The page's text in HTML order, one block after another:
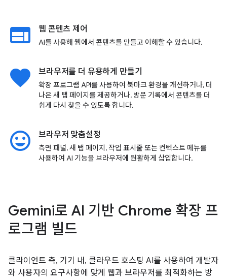
web 웹 콘텐츠 제어
AI를 사용해 웹에서 콘텐츠를 만들고 이해할 수 있습니다.
favorite 브라우저를 더 유용하게 만들기
확장 프로그램 API를 사용하여 북마크 환경을 개선하거나, 더
나은 새 탭 페이지를 제공하거나, 방문 기록에서 콘텐츠를 더
쉽게 다시 찾을 수 있도록 합니다.
insert_emoticon 브라우저 맞춤설정
측면 패널, 새 탭 페이지, 작업 표시줄 또는 컨텍스트 메뉴를
사용하여 AI 기능을 브라우저에 원활하게 삽입합니다.
Gemini로 AI 기반 Chrome 확장 프
로그램 빌드
클라이언트 측, 기기 내, 클라우드 호스팅 AI를 사용하여 개발자
와 사용자의 요구사항에 맞게 웹과 브라우저를 최적화하는 방